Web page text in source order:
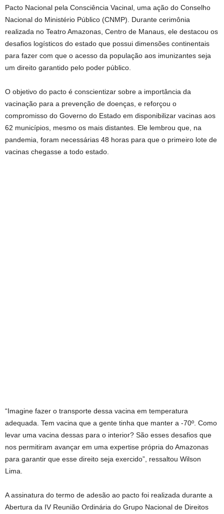
Pacto Nacional pela Consciência Vacinal, uma ação do Conselho
Nacional do Ministério Público (CNMP). Durante cerimônia
realizada no Teatro Amazonas, Centro de Manaus, ele destacou os
desafios logísticos do estado que possui dimensões continentais
para fazer com que o acesso da população aos imunizantes seja
um direito garantido pelo poder público.
O objetivo do pacto é conscientizar sobre a importância da
vacinação para a prevenção de doenças, e reforçou o
compromisso do Governo do Estado em disponibilizar vacinas aos
62 municípios, mesmo os mais distantes. Ele lembrou que, na
pandemia, foram necessárias 48 horas para que o primeiro lote de
vacinas chegasse a todo estado.
“Imagine fazer o transporte dessa vacina em temperatura
adequada. Tem vacina que a gente tinha que manter a -70º. Como
levar uma vacina dessas para o interior? São esses desafios que
nos permitiram avançar em uma expertise própria do Amazonas
para garantir que esse direito seja exercido”, ressaltou Wilson
Lima.
A assinatura do termo de adesão ao pacto foi realizada durante a
Abertura da IV Reunião Ordinária do Grupo Nacional de Direitos